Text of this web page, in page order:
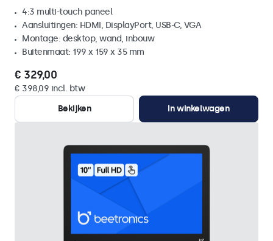
4:3 multi-touch paneel
Aansluitingen: HDMI, DisplayPort, USB-C, VGA
Montage: desktop, wand, inbouw
Buitenmaat: 199 x 159 x 35 mm
€ 329,00
€ 398,09 incl. btw
Bekijken
In winkelwagen